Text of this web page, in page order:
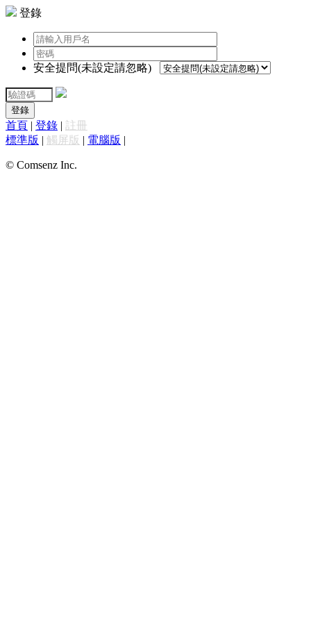
登錄
安全提問(未設定請忽略)
登錄
首頁 | 登錄 | 註冊
標準版 | 觸屏版 | 電腦版 |
© Comsenz Inc.